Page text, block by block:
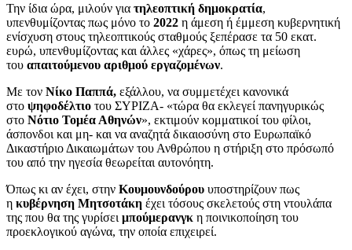
Την ίδια ώρα, μιλούν για τηλεοπτική δημοκρατία,
υπενθυμίζοντας πως μόνο το 2022 η άμεση ή έμμεση κυβερνητική
ενίσχυση στους τηλεοπτικούς σταθμούς ξεπέρασε τα 50 εκατ.
ευρώ, υπενθυμίζοντας και άλλες «χάρες», όπως τη μείωση
του απαιτούμενου αριθμού εργαζομένων.
Με τον Νίκο Παππά, εξάλλου, να συμμετέχει κανονικά
στο ψηφοδέλτιο του ΣΥΡΙΖΑ- «τώρα θα εκλεγεί πανηγυρικώς
στο Νότιο Τομέα Αθηνών», εκτιμούν κομματικοί του φίλοι,
άσπονδοι και μη- και να αναζητά δικαιοσύνη στο Ευρωπαϊκό
Δικαστήριο Δικαιωμάτων του Ανθρώπου η στήριξη στο πρόσωπό
του από την ηγεσία θεωρείται αυτονόητη.
Όπως κι αν έχει, στην Κουμουνδούρου υποστηρίζουν πως
η κυβέρνηση Μητσοτάκη έχει τόσους σκελετούς στη ντουλάπα
της που θα της γυρίσει μπούμερανγκ η ποινικοποίηση του
προεκλογικού αγώνα, την οποία επιχειρεί.